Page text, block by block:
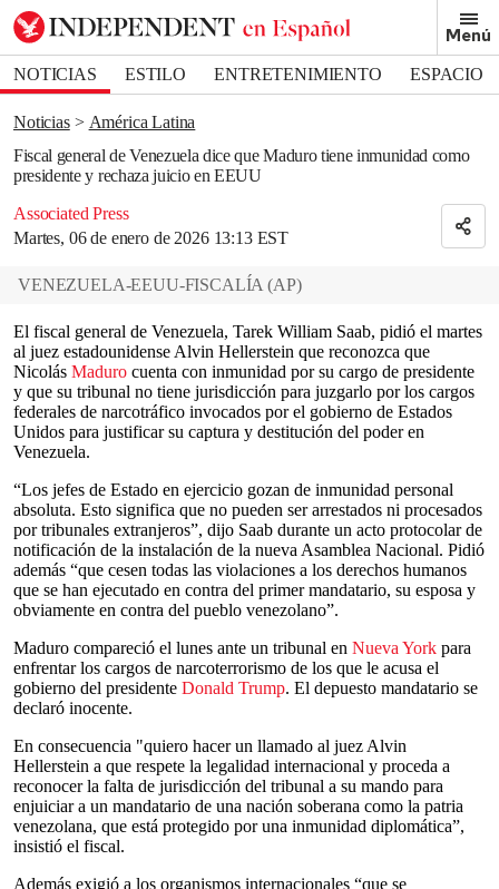
Menú
NOTICIAS ESTILO ENTRETENIMIENTO
ESPACIO
DEPORTES
Noticias
América Latina
Fiscal general de Venezuela dice que Maduro tiene inmunidad como
presidente y rechaza juicio en EEUU
Associated Press
Martes, 06 de enero de 2026 13:13 EST
Bookmark popover
Removed from bookmarks
Close popover
VENEZUELA-EEUU-FISCALÍA (AP)
El fiscal general de Venezuela, Tarek William Saab, pidió el martes
al juez estadounidense Alvin Hellerstein que reconozca que
Nicolás Maduro cuenta con inmunidad por su cargo de presidente
y que su tribunal no tiene jurisdicción para juzgarlo por los cargos
federales de narcotráfico invocados por el gobierno de Estados
Unidos para justificar su captura y destitución del poder en
Venezuela.
“Los jefes de Estado en ejercicio gozan de inmunidad personal
absoluta. Esto significa que no pueden ser arrestados ni procesados
por tribunales extranjeros”, dijo Saab durante un acto protocolar de
notificación de la instalación de la nueva Asamblea Nacional. Pidió
además “que cesen todas las violaciones a los derechos humanos
que se han ejecutado en contra del primer mandatario, su esposa y
obviamente en contra del pueblo venezolano”.
Maduro compareció el lunes ante un tribunal en Nueva York para
enfrentar los cargos de narcoterrorismo de los que le acusa el
gobierno del presidente Donald Trump. El depuesto mandatario se
declaró inocente.
En consecuencia "quiero hacer un llamado al juez Alvin
Hellerstein a que respete la legalidad internacional y proceda a
reconocer la falta de jurisdicción del tribunal a su mando para
enjuiciar a un mandatario de una nación soberana como la patria
venezolana, que está protegido por una inmunidad diplomática”,
insistió el fiscal.
Además exigió a los organismos internacionales “que se